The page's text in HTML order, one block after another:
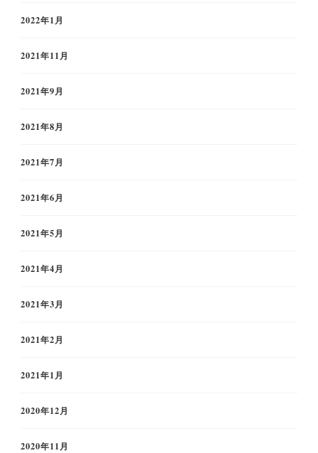
2022年1月
2021年11月
2021年9月
2021年8月
2021年7月
2021年6月
2021年5月
2021年4月
2021年3月
2021年2月
2021年1月
2020年12月
2020年11月